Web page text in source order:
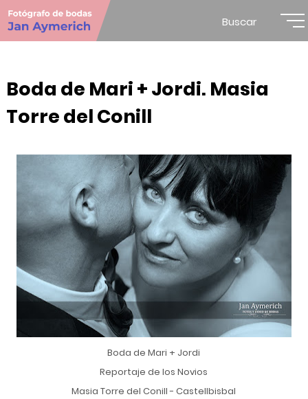
Buscar
Boda de Mari + Jordi. Masia
Torre del Conill
Boda de Mari + Jordi
Reportaje de los Novios
Masia Torre del Conill - Castellbisbal